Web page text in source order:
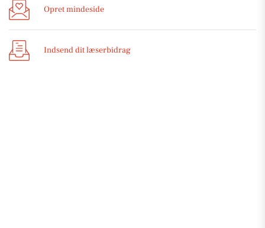
Opret mindeside
Indsend dit læserbidrag